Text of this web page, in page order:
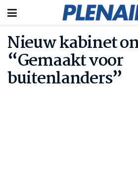
Nieuw kabinet
“Gemaakt voor
buitenlanders”